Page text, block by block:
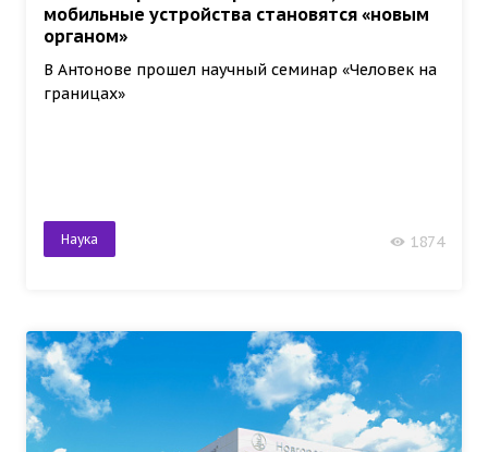
мобильные устройства становятся «новым
органом»
В Антонове прошел научный семинар «Человек на
границах»
Наука 1874